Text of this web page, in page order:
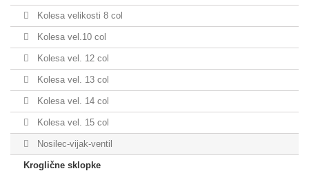
Kolesa velikosti 8 col
Kolesa vel.10 col
Kolesa vel. 12 col
Kolesa vel. 13 col
Kolesa vel. 14 col
Kolesa vel. 15 col
Nosilec-vijak-ventil
Kroglične sklopke